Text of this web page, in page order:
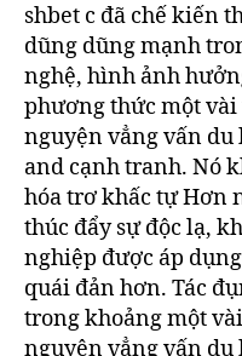
shbet c đã chế kiến
dũng dũng mạnh
nghệ, hình ảnh
phương thức một
nguyện vẳng vấn
and cạnh tranh. Nó
hóa trơ khấc tự Hơn
thúc đẩy sự độc lạ,
nghiệp được áp
quái đản hơn. Tác
trong khoảng một
nguyện vẳng vấn